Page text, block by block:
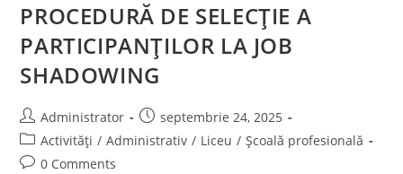
PROCEDURĂ DE SELECȚIE A
PARTICIPANȚILOR LA JOB
SHADOWING
Post
author:
Administrator
Post
published:
septembrie 24, 2025
Post
category:
Activități / Administrativ / Liceu / Școală profesională
Post0 Comments